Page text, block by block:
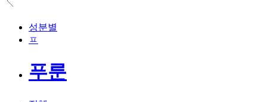
성분별
ㅍ
푸룬